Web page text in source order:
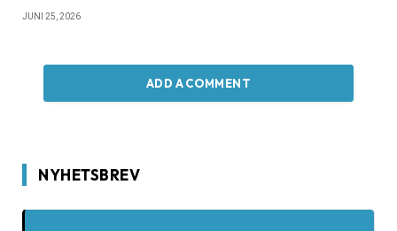
JUNI 25, 2026
ADD A COMMENT
NYHETSBREV